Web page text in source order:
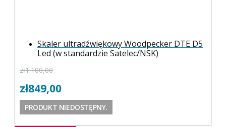
Skaler ultradźwiękowy Woodpecker DTE D5
Led (w standardzie Satelec/NSK)
zł1.100,00
zł849,00
PRODUKT NIEDOSTĘPNY.